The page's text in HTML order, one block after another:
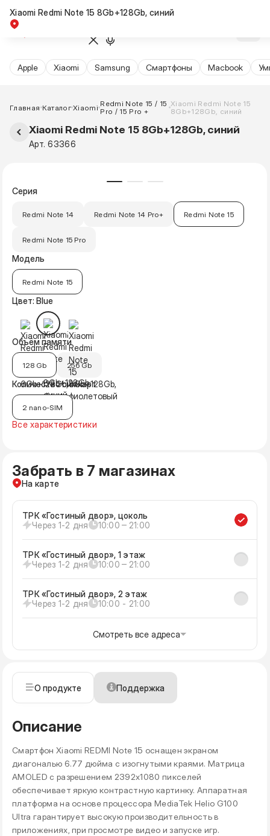
Apple Xiaomi Samsung Cмартфоны Macbook
Главная КаталогXiaomi Redmi Note 15 / 15
Pro / 15 Pro +
Xiaomi Redmi Note 15
8Gb+128Gb, синий
Xiaomi Redmi Note 15 8Gb+128Gb, синий
Арт. 63366
Серия
Redmi Note 14 Redmi Note 14 Pro+ Redmi Note 15
Redmi Note 15 Pro
Модель
Redmi Note 15
Цвет: Blue
Объём памяти
128 Gb 256 Gb
Количество симкарт
2 nano-SIM
Все характеристики
Забрать в 7 магазинах
На карте
ТРК «Гостиный двор», цоколь
Через 1-2 дня
10:00 ‒ 21:00
ТРК «Гостиный двор», 1 этаж
Через 1-2 дня
10:00 ‒ 21:00
ТРК «Гостиный двор», 2 этаж
Через 1-2 дня
10:00 - 21:00
Смотреть все адреса
О продукте Поддержка
Описание
Смартфон Xiaomi REDMI Note 15 оснащен экраном
диагональю 6.77 дюйма с изогнутыми краями. Матрица
AMOLED с разрешением 2392x1080 пикселей
обеспечивает яркую контрастную картинку. Аппаратная
платформа на основе процессора MediaTek Helio G100
Ultra гарантирует высокую производительность в
приложениях, при просмотре видео и запуске игр.
Xiaomi Redmi Note 15 8Gb+128Gb, синий